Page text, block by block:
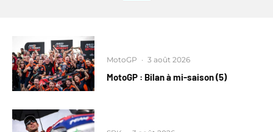
MotoGP · 3 août 2026
MotoGP : Bilan à mi-saison (5)